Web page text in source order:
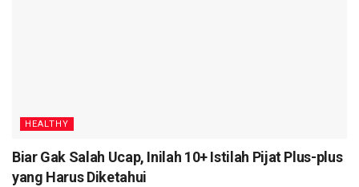
HEALTHY
Biar Gak Salah Ucap, Inilah 10+ Istilah Pijat Plus-plus
yang Harus Diketahui